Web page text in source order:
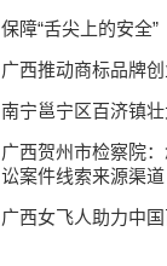
保障“舌尖上的安全
广西推动商标品牌
南宁邕宁区百济镇
广西贺州市检察院
讼案件线索来源渠道
广西女飞人助力中